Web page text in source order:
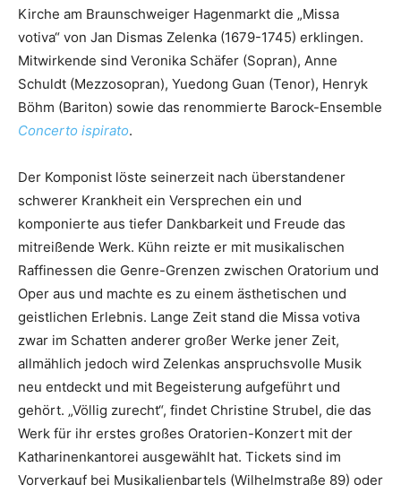
Kirche am Braunschweiger Hagenmarkt die „Missa
votiva“ von Jan Dismas Zelenka (1679-1745) erklingen.
Mitwirkende sind Veronika Schäfer (Sopran), Anne
Schuldt (Mezzosopran), Yuedong Guan (Tenor), Henryk
Böhm (Bariton) sowie das renommierte Barock-Ensemble
Concerto ispirato.
Der Komponist löste seinerzeit nach überstandener
schwerer Krankheit ein Versprechen ein und
komponierte aus tiefer Dankbarkeit und Freude das
mitreißende Werk. Kühn reizte er mit musikalischen
Raffinessen die Genre-Grenzen zwischen Oratorium und
Oper aus und machte es zu einem ästhetischen und
geistlichen Erlebnis. Lange Zeit stand die Missa votiva
zwar im Schatten anderer großer Werke jener Zeit,
allmählich jedoch wird Zelenkas anspruchsvolle Musik
neu entdeckt und mit Begeisterung aufgeführt und
gehört. „Völlig zurecht“, findet Christine Strubel, die das
Werk für ihr erstes großes Oratorien-Konzert mit der
Katharinenkantorei ausgewählt hat. Tickets sind im
Vorverkauf bei Musikalienbartels (Wilhelmstraße 89) oder